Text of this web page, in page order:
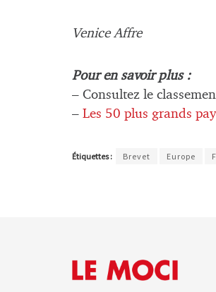
Venice Affre
Pour en savoir plus :
– Consultez le
– Les 50 plus grands
Étiquettes : Brevet Europe